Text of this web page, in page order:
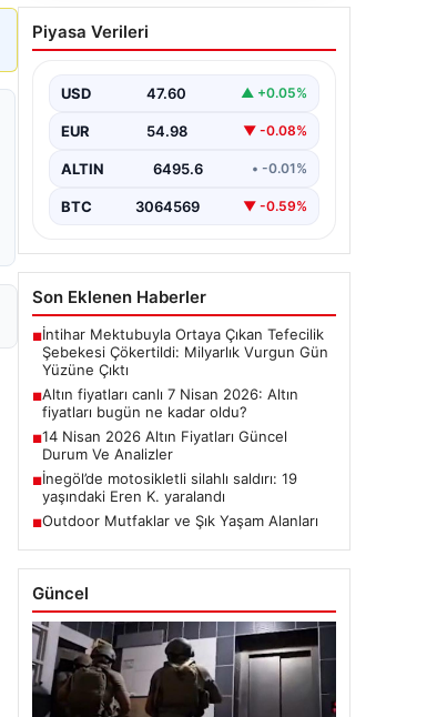
Altın fiyatları canlı 7 Nisan
2026: Altın fiyatları bugün
Piyasa Verileri
USD 47.60 ▲ +0.05%
EUR 54.98 ▼ -0.08%
ALTIN 6495.6 • -0.01%
BTC 3064569 ▼ -0.59%
Son Eklenen Haberler
■İntihar Mektubuyla Ortaya Çıkan Tefecilik
Şebekesi Çökertildi: Milyarlık Vurgun Gün
Yüzüne Çıktı
■Altın fiyatları canlı 7 Nisan 2026: Altın
fiyatları bugün ne kadar oldu?
■14 Nisan 2026 Altın Fiyatları Güncel
Durum Ve Analizler
■İnegöl’de motosikletli silahlı saldırı: 19
yaşındaki Eren K. yaralandı
■Outdoor Mutfaklar ve Şık Yaşam Alanları
Güncel